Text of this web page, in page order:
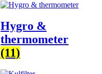
Hygro &
thermometer
(11)